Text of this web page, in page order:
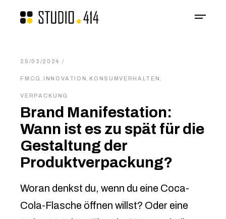
25/03/2024
FMCG INNOVATION KONSUMVERHALTEN
VERPACKUNG
Brand Manifestation:
Wann ist es zu spät für die
Gestaltung der
Produktverpackung?
Woran denkst du, wenn du eine Coca-
Cola-Flasche öffnen willst? Oder eine